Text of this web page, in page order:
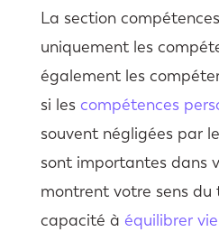
La section
uniquement les
également les
si les compétences
souvent négligées par
sont importantes dans
montrent votre sens du
capacité à équilibrer